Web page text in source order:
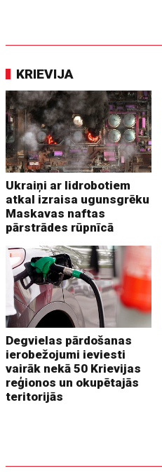
KRIEVIJA
Ukraiņi ar lidrobotiem
atkal izraisa ugunsgrēku
Maskavas naftas
pārstrādes rūpnīcā
Degvielas pārdošanas
ierobežojumi ieviesti
vairāk nekā 50 Krievijas
reģionos un okupētajās
teritorijās